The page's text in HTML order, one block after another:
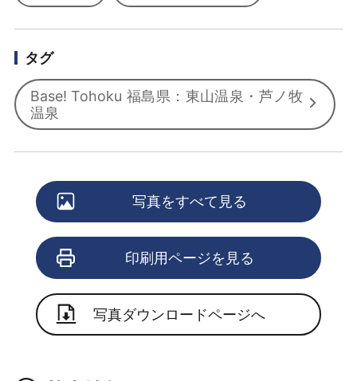
タグ
Base! Tohoku 福島県：東山温泉・芦ノ牧
温泉
写真をすべて見る
印刷用ページを見る
写真ダウンロードページへ